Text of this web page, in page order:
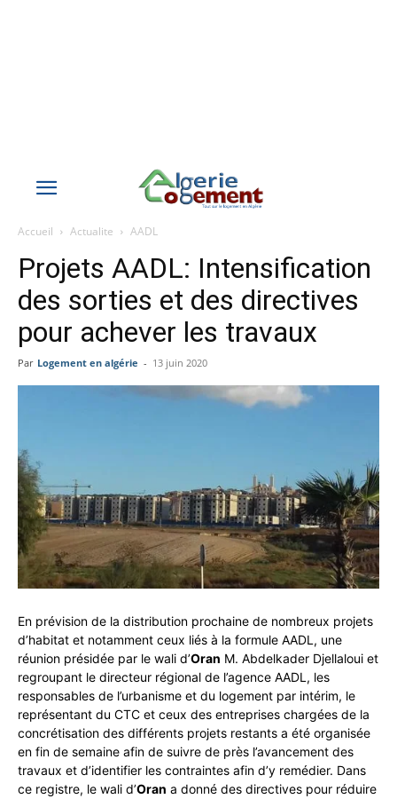
Accueil Actualite AADL
Projets AADL: Intensification
des sorties et des directives
pour achever les travaux
Par Logement en algérie - 13 juin 2020
En prévision de la distribution prochaine de nombreux projets
d’habitat et notamment ceux liés à la formule AADL, une
réunion présidée par le wali d’Oran M. Abdelkader Djellaloui et
regroupant le directeur régional de l’agence AADL, les
responsables de l’urbanisme et du logement par intérim, le
représentant du CTC et ceux des entreprises chargées de la
concrétisation des différents projets restants a été organisée
en fin de semaine afin de suivre de près l’avancement des
travaux et d’identifier les contraintes afin d’y remédier. Dans
ce registre, le wali d’Oran a donné des directives pour réduire